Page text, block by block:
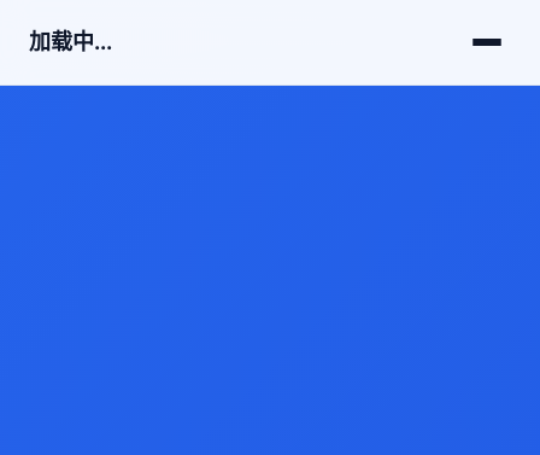
加载中...